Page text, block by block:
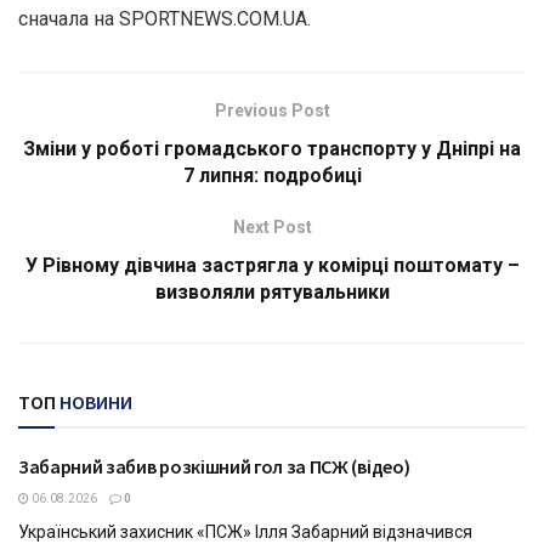
сначала на SPORTNEWS.COM.UA.
Previous Post
Зміни у роботі громадського транспорту у Дніпрі на
7 липня: подробиці
Next Post
У Рівному дівчина застрягла у комірці поштомату –
визволяли рятувальники
ТОП НОВИНИ
СПОРТ
Забарний забив розкішний гол за ПСЖ (відео)
06.08.2026 0
Український захисник «ПСЖ» Ілля Забарний відзначився